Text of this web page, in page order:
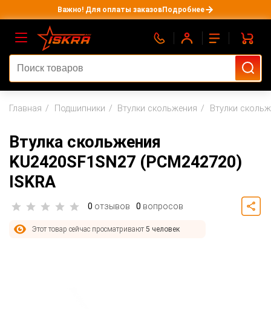
Важно! Для оплаты заказовПодробнее
Главная Подшипники Втулки скольжения Втулки
Втулка скольжения
KU2420SF1SN27 (PCM242720)
ISKRA
0 отзывов 0 вопросов
Этот товар сейчас просматривают5 человек